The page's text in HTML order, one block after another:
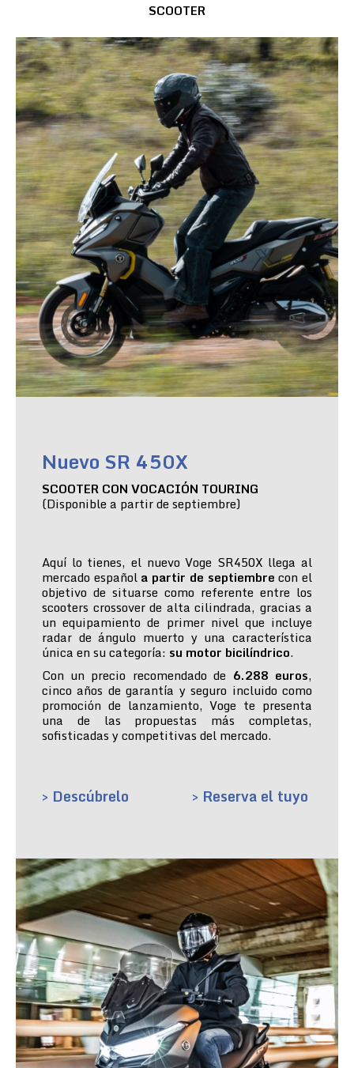
SCOOTER
Nuevo SR 450X
SCOOTER CON VOCACIÓN TOURING
(Disponible a partir de septiembre)
Aquí lo tienes, el nuevo Voge SR450X llega al
mercado español a partir de septiembre con el
objetivo de situarse como referente entre los
scooters crossover de alta cilindrada, gracias a
un equipamiento de primer nivel que incluye
radar de ángulo muerto y una característica
única en su categoría: su motor bicilíndrico.
Con un precio recomendado de 6.288 euros,
cinco años de garantía y seguro incluido como
promoción de lanzamiento, Voge te presenta
una de las propuestas más completas,
sofisticadas y competitivas del mercado.
> Descúbrelo > Reserva el tuyo